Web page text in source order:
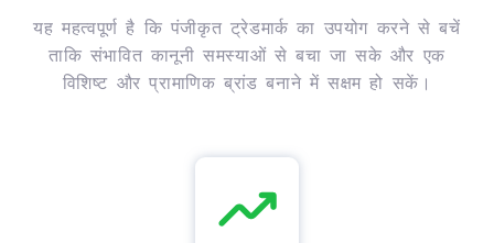
यह महत्वपूर्ण है कि पंजीकृत ट्रेडमार्क का उपयोग करने से बचें
ताकि संभावित कानूनी समस्याओं से बचा जा सके और एक
विशिष्ट और प्रामाणिक ब्रांड बनाने में सक्षम हो सकें।